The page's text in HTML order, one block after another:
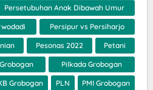
Persetubuhan Anak Dibawah Umur
Persipur vs Persiharjo
Pesonas 2022 Petani
Pilkada Grobogan
Grobogan PLN PMI Grobogan